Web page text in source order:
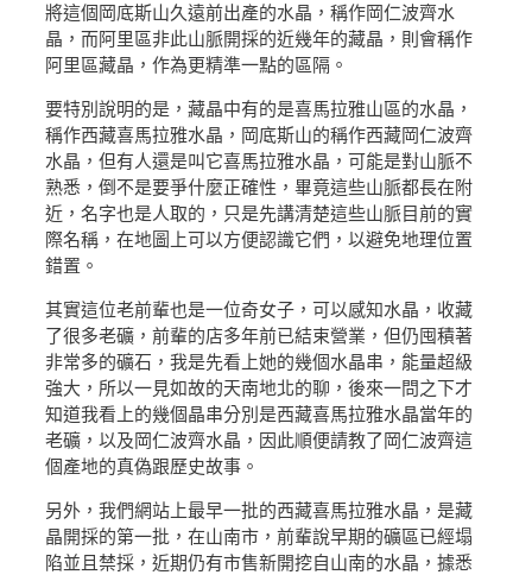
將這個岡底斯山久遠前出產的水晶，稱作岡仁波齊水
晶，而阿里區非此山脈開採的近幾年的藏晶，則會稱作
阿里區藏晶，作為更精準一點的區隔。
要特別說明的是，藏晶中有的是喜馬拉雅山區的水晶，
稱作西藏喜馬拉雅水晶，岡底斯山的稱作西藏岡仁波齊
水晶，但有人還是叫它喜馬拉雅水晶，可能是對山脈不
熟悉，倒不是要爭什麼正確性，畢竟這些山脈都長在附
近，名字也是人取的，只是先講清楚這些山脈目前的實
際名稱，在地圖上可以方便認識它們，以避免地理位置
錯置。
其實這位老前輩也是一位奇女子，可以感知水晶，收藏
了很多老礦，前輩的店多年前已結束營業，但仍囤積著
非常多的礦石，我是先看上她的幾個水晶串，能量超級
強大，所以一見如故的天南地北的聊，後來一問之下才
知道我看上的幾個晶串分別是西藏喜馬拉雅水晶當年的
老礦，以及岡仁波齊水晶，因此順便請教了岡仁波齊這
個產地的真偽跟歷史故事。
另外，我們網站上最早一批的西藏喜馬拉雅水晶，是藏
晶開採的第一批，在山南市，前輩說早期的礦區已經塌
陷並且禁採，近期仍有市售新開挖自山南的水晶，據悉